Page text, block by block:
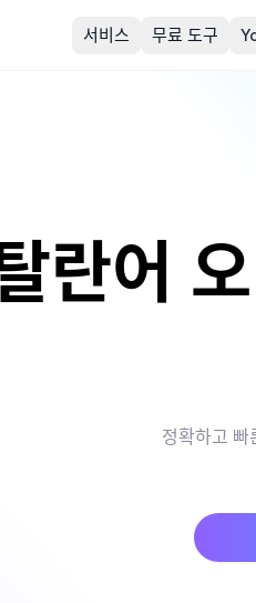
서비스 무료 도구
란어
정확하고 빠